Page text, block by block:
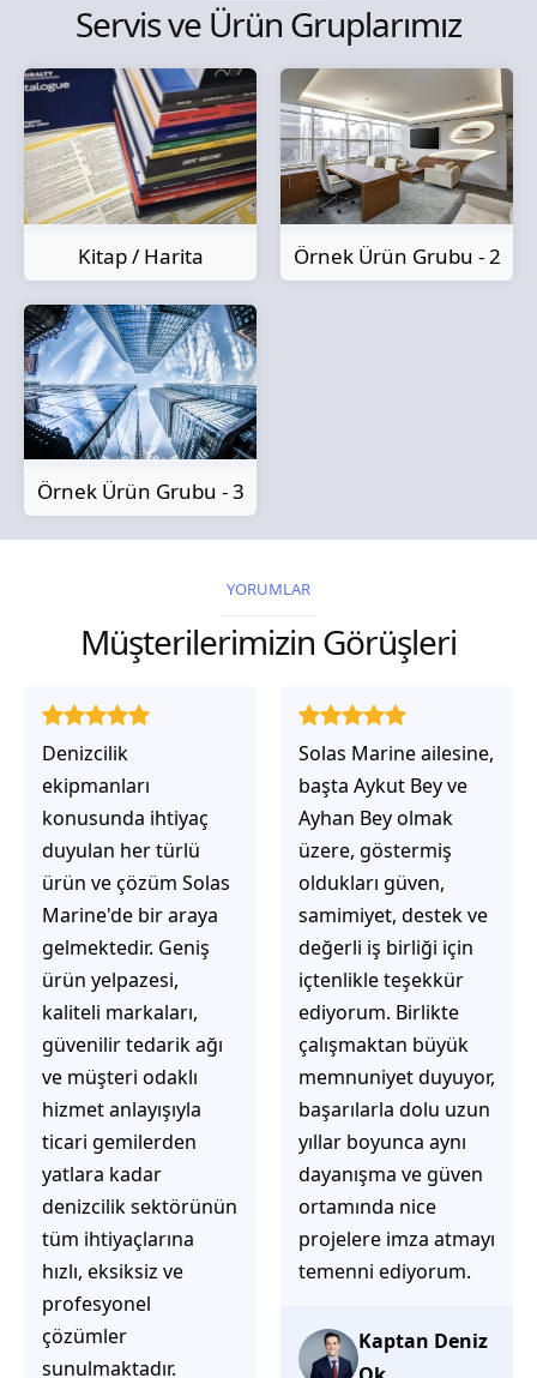
Servis ve Ürün Gruplarımız
Kitap / Harita Örnek Ürün Grubu - 2
Örnek Ürün Grubu - 3
YORUMLAR
Müşterilerimizin Görüşleri
Solas Marine ailesine,
başta Aykut Bey ve
Ayhan Bey olmak
üzere, göstermiş
oldukları güven,
samimiyet, destek ve
değerli iş birliği için
içtenlikle teşekkür
ediyorum. Birlikte
çalışmaktan büyük
memnuniyet duyuyor,
başarılarla dolu uzun
yıllar boyunca aynı
dayanışma ve güven
ortamında nice
projelere imza atmayı
temenni ediyorum.
Kaptan Deniz
Solas Marine ile
çalıştığınızda,
işlerinin gerçekten
çözüm üretmeye
odaklı olduğunu
hemen fark
ediyorsunuz.
İhtiyaçlarınıza hızlı ve
doğru çözümler
sunmaya çalışıyorlar.
Müşteri
memnuniyetini ön
planda tutan
yaklaşımları, ilgili
iletişimleri ve
güvenilir hizmet
anlayışları sayesinde
başarılı bir ekip
olduklarını